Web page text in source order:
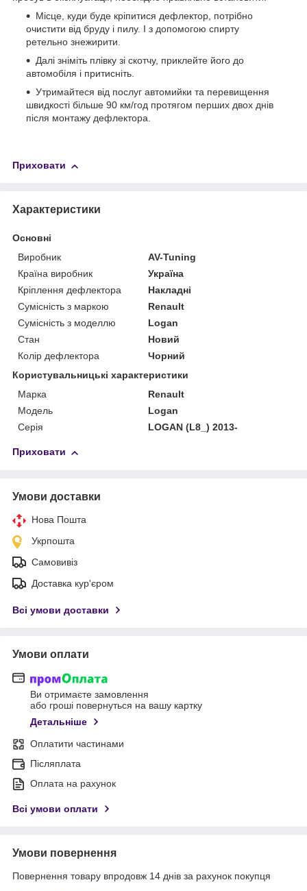
Місце, куди буде кріпитися дефлектор, потрібно
очистити від бруду і пилу. І з допомогою спирту
ретельно знежирити.
Далі зніміть плівку зі скотчу, приклейте його до
автомобіля і притисніть.
Утримайтеся від послуг автомийки та перевищення
швидкості більше 90 км/год протягом перших двох днів
після монтажу дефлектора.
Приховати
Характеристики
Основні
Виробник
AV-Tuning
Країна виробник
Україна
Кріплення дефлектора
Накладні
Сумісність з маркою
Renault
Сумісність з моделлю
Logan
Стан
Новий
Колір дефлектора
Чорний
Користувальницькі характеристики
Марка
Renault
Модель
Logan
Серія
LOGAN (L8_) 2013-
Приховати
Умови доставки
Нова Пошта
Укрпошта
Самовивіз
Доставка кур'єром
Всі умови доставки
Умови оплати
Ви отримаєте замовлення
або гроші повернуться на вашу картку
Детальніше
Оплатити частинами
Післяплата
Оплата на рахунок
Всі умови оплати
Умови повернення
Повернення товару впродовж 14 днів за рахунок покупця